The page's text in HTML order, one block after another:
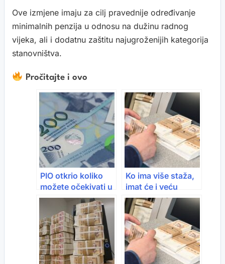
Ove izmjene imaju za cilj pravednije određivanje
minimalnih penzija u odnosu na dužinu radnog
vijeka, ali i dodatnu zaštitu najugroženijih kategorija
stanovništva.
Pročitajte i ovo
PIO otkrio koliko
možete očekivati u
penziji prema
godinama staža i
platama
Ko ima više staža,
imat će i veću
penziju: Evo kako
se mijenjaju penzije